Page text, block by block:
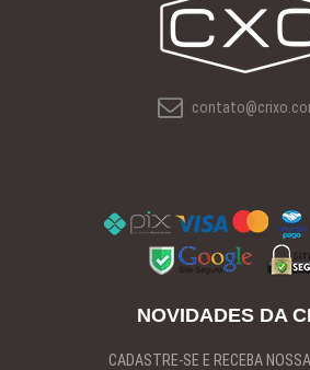
NOVIDADES DA
CADASTRE-SE E RECEBA